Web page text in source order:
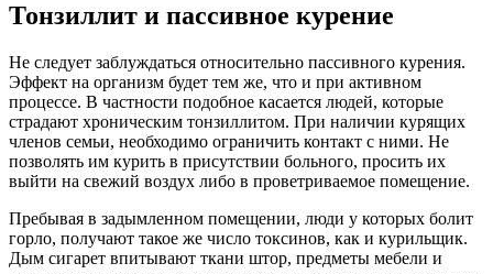
Тонзиллит и пассивное курение
Не следует заблуждаться относительно пассивного курения.
Эффект на организм будет тем же, что и при активном
процессе. В частности подобное касается людей, которые
страдают хроническим тонзиллитом. При наличии курящих
членов семьи, необходимо ограничить контакт с ними. Не
позволять им курить в присутствии больного, просить их
выйти на свежий воздух либо в проветриваемое помещение.
Пребывая в задымленном помещении, люди у которых болит
горло, получают такое же число токсинов, как и курильщик.
Дым сигарет впитывают ткани штор, предметы мебели и